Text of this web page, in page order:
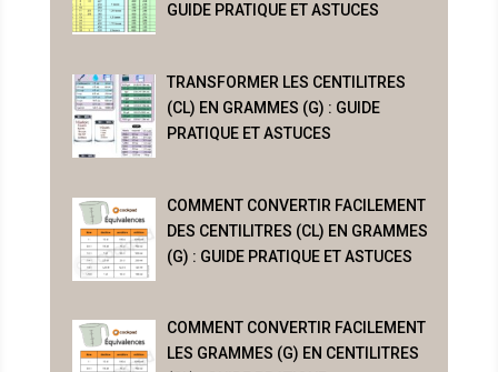
GUIDE PRATIQUE ET ASTUCES
TRANSFORMER LES CENTILITRES
(CL) EN GRAMMES (G) : GUIDE
PRATIQUE ET ASTUCES
COMMENT CONVERTIR FACILEMENT
DES CENTILITRES (CL) EN GRAMMES
(G) : GUIDE PRATIQUE ET ASTUCES
COMMENT CONVERTIR FACILEMENT
LES GRAMMES (G) EN CENTILITRES